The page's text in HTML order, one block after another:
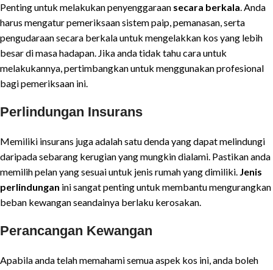
Penting untuk melakukan penyenggaraan secara berkala . Anda
harus mengatur pemeriksaan sistem paip, pemanasan, serta
pengudaraan secara berkala untuk mengelakkan kos yang lebih
besar di masa hadapan. Jika anda tidak tahu cara untuk
melakukannya, pertimbangkan untuk menggunakan profesional
bagi pemeriksaan ini.
Perlindungan Insurans
Memiliki insurans juga adalah satu denda yang dapat melindungi
daripada sebarang kerugian yang mungkin dialami. Pastikan anda
memilih pelan yang sesuai untuk jenis rumah yang dimiliki. Jenis
perlindungan ini sangat penting untuk membantu mengurangkan
beban kewangan seandainya berlaku kerosakan.
Perancangan Kewangan
Apabila anda telah memahami semua aspek kos ini, anda boleh